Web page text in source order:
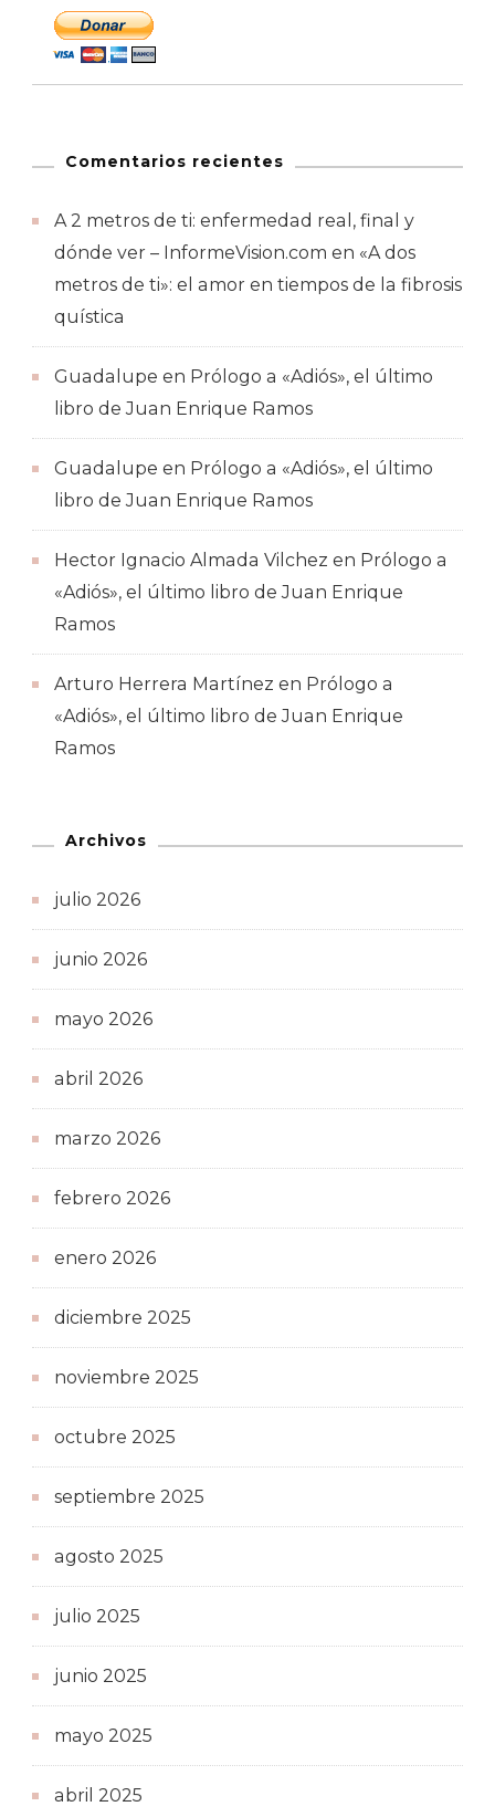
Comentarios recientes
A 2 metros de ti: enfermedad real, final y
dónde ver – InformeVision.com en «A dos
metros de ti»: el amor en tiempos de la fibrosis
quística
Guadalupe en Prólogo a «Adiós», el último
libro de Juan Enrique Ramos
Guadalupe en Prólogo a «Adiós», el último
libro de Juan Enrique Ramos
Hector Ignacio Almada Vilchez en Prólogo a
«Adiós», el último libro de Juan Enrique
Ramos
Arturo Herrera Martínez en Prólogo a
«Adiós», el último libro de Juan Enrique
Ramos
Archivos
julio 2026
junio 2026
mayo 2026
abril 2026
marzo 2026
febrero 2026
enero 2026
diciembre 2025
noviembre 2025
octubre 2025
septiembre 2025
agosto 2025
julio 2025
junio 2025
mayo 2025
abril 2025